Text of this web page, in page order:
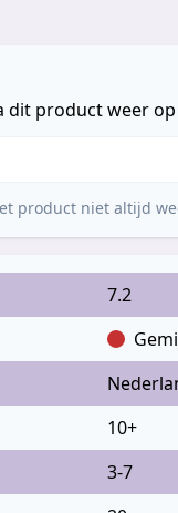
dit product weer
product niet altijd
7.2
10+
3-7